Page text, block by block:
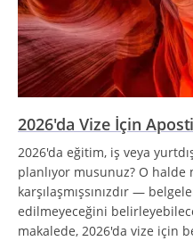
2026'da Vize İçin
2026'da eğitim, iş veya
planlıyor musunuz? O
karşılaşmışsınızdır —
edilmeyeceğini
makalede, 2026'da vize için